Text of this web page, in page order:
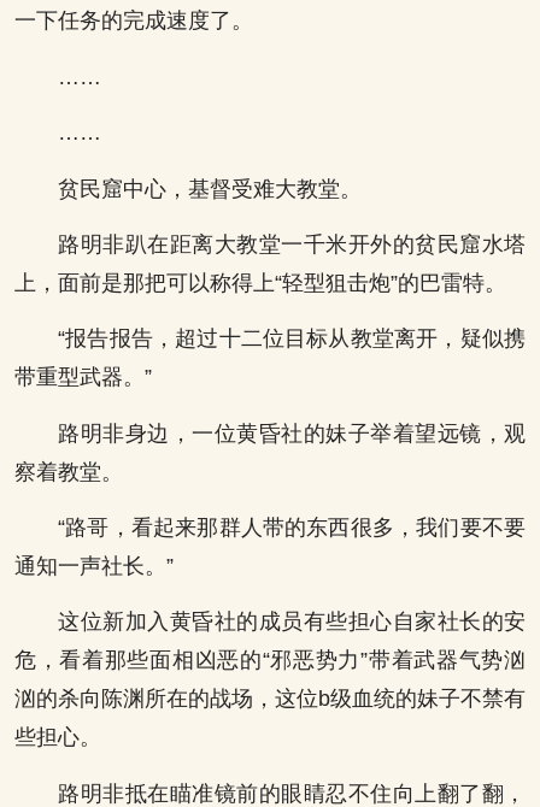
一下任务的完成速度了。
……
……
贫民窟中心，基督受难大教堂。
路明非趴在距离大教堂一千米开外的贫民窟水塔
上，面前是那把可以称得上“轻型狙击炮”的巴雷特。
“报告报告，超过十二位目标从教堂离开，疑似携
带重型武器。”
路明非身边，一位黄昏社的妹子举着望远镜，观
察着教堂。
“路哥，看起来那群人带的东西很多，我们要不要
通知一声社长。”
这位新加入黄昏社的成员有些担心自家社长的安
危，看着那些面相凶恶的“邪恶势力”带着武器气势汹
汹的杀向陈渊所在的战场，这位b级血统的妹子不禁有
些担心。
路明非抵在瞄准镜前的眼睛忍不住向上翻了翻，